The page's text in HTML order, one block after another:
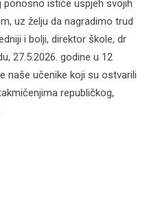
ponosno ističe uspjeh svojih
uz želju da nagradimo trud
i bolji, direktor škole, dr
27.5.2026. godine u 12
naše učenike koji su ostvarili
republičkog,